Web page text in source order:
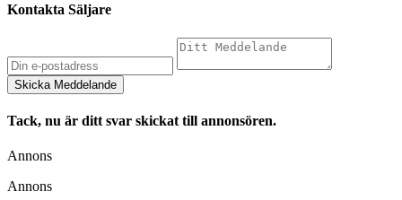
Kontakta Säljare
Tack, nu är ditt svar skickat till annonsören.
Annons
Annons